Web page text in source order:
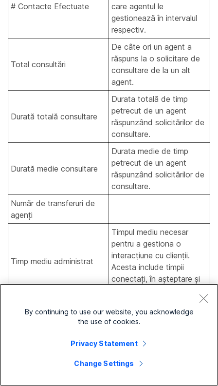
# Contacte Efectuate
care agentul le
gestionează în intervalul
respectiv.
Total consultări
De câte ori un agent a
răspuns la o solicitare de
consultare de la un alt
agent.
Durată totală consultare
Durata totală de timp
petrecut de un agent
răspunzând solicitărilor de
consultare.
Durată medie consultare
Durata medie de timp
petrecut de un agent
răspunzând solicitărilor de
consultare.
Număr de transferuri de
agenți
Timp mediu administrat
Timpul mediu necesar
pentru a gestiona o
interacțiune cu clienții.
Acesta include timpii
conectați, în așteptare și
Statistici privind apelarea agenților
- rapoarte istorice
Acest raport oferă statistici istorice pentru apelurile de
By continuing to use our website, you acknowledge
the use of cookies.
Privacy Statement
Change Settings